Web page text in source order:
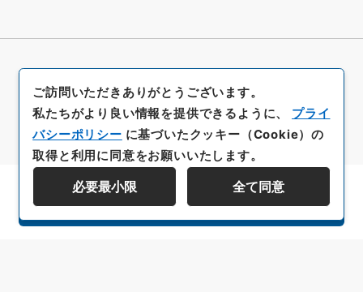
資料群階層を表示する
ご訪問いただきありがとうございます。
私たちがより良い情報を提供できるように、 プライ
バシーポリシー に基づいたクッキー（Cookie）の
取得と利用に同意をお願いいたします。
必要最小限 全て同意